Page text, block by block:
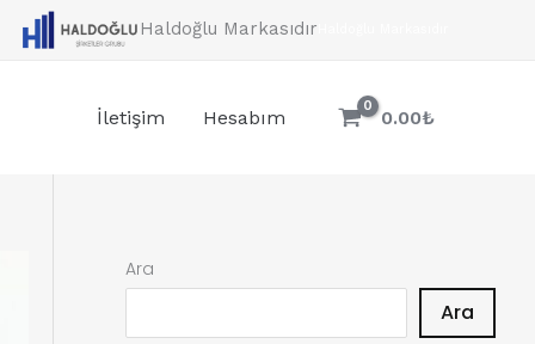
Haldoğlu Markasıdır
İletişim Hesabım 0.00₺
Ara
Ara